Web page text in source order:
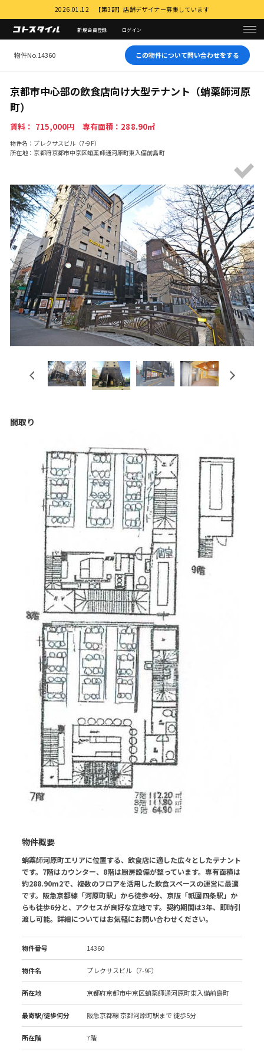
2026.01.12 【第3部】店舗デザイナー募集しています
新規会員登録 ログイン
物件No.14360 この物件について問い合わせをする
京都市中心部の飲食店向け大型テナント（蛸薬師河原
町）
賃料： 715,000円 専有面積：288.90㎡
物件名：プレクサスビル（7-9F）
所在地：京都府京都市中京区蛸薬師通河原町東入備前島町
Previous
間取り
物件概要
蛸薬師河原町エリアに位置する、飲食店に適した広々としたテナント
です。7階はカウンター、8階は厨房設備が整っています。専有面積は
約288.90m2で、複数のフロアを活用した飲食スペースの運営に最適
です。阪急京都線「河原町駅」から徒歩4分、京阪「祇園四条駅」か
らも徒歩6分と、アクセスが良好な立地です。契約期間は3年、即時引
渡し可能。詳細についてはお気軽にお問い合わせください。
物件番号 14360
物件名 プレクサスビル（7-9F）
所在地 京都府京都市中京区蛸薬師通河原町東入備前島町
最寄駅/徒歩何分 阪急京都線 京都河原町駅まで 徒歩5分
所在階 7階